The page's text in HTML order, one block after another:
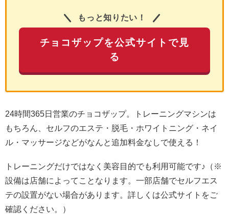
もっと知りたい！
チョコザップを公式サイトで見
る
24時間365日営業のチョコザップ。トレーニングマシンは
もちろん、セルフのエステ・脱毛・ホワイトニング・ネイ
ル・マッサージなどがなんと追加料金なしで使える！
トレーニングだけではなく美容目的でも利用可能です♪（※
設備は店舗によってことなります。一部店舗でセルフエス
テの設置がない場合があります。詳しくは公式サイトをご
確認ください。）